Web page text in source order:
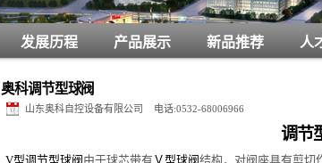
发展历程 产品展示 新品推荐 人
奥科调节型球阀
山东奥科自控设备有限公司 电话:0532-68006966
调节
V型调节型球阀 由于球芯带有Ｖ型球阀结构，对阀座具有剪切